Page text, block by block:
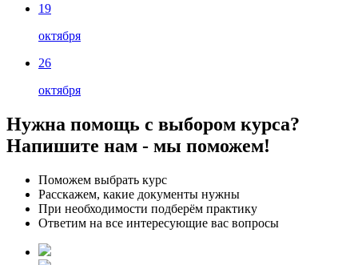
19
октября
26
октября
Нужна помощь с выбором курса?
Напишите нам - мы поможем!
Поможем выбрать курс
Расскажем, какие документы нужны
При необходимости подберём практику
Ответим на все интересующие вас вопросы